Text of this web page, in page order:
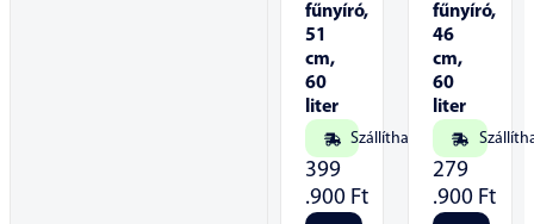
fűnyíró,
51
cm,
60
liter
Szállítható
399
.900 Ft
fűnyíró,
46
cm,
60
liter
279
.900 Ft